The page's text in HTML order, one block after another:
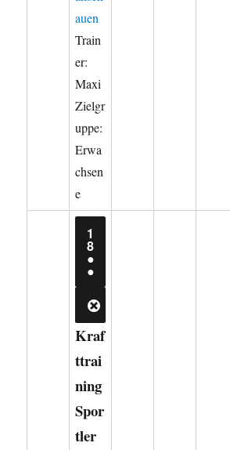
auen
Train
er:
Maxi
Zielgr
uppe:
Erwa
chsen
e
1
818.
AUGUST
2026
●
●
VERANSTALTUNGEN)
CLOSE
Kraf
ttrai
ning
Spor
tler